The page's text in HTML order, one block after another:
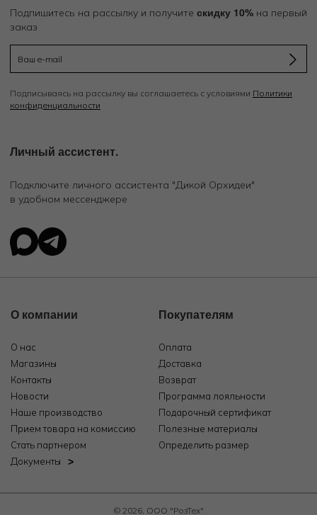
Подпишитесь на рассылку и получите скидку 10% на первый
заказ
Подписываясь на рассылку вы соглашаетесь с условиями Политики
конфиденциальности
Личный ассистент.
Подключите личного ассистента "Дикой Орхидеи"
в удобном мессенджере
О компании
О нас
Магазины
Контакты
Новости
Наше производство
Прием товара на комиссию
Стать партнером
Документы
Покупателям
Оплата
Доставка
Возврат
Программа лояльности
Подарочный сертификат
Полезные материалы
Определить размер
© 2026, ООО "РозТех"